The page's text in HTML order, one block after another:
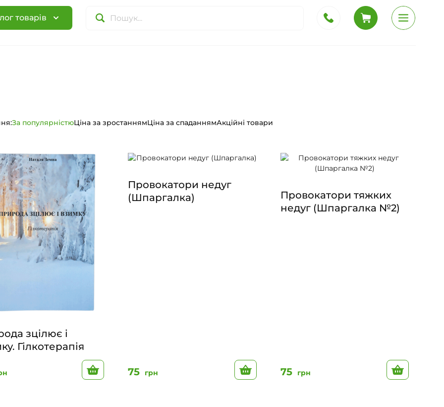
товарів
За популярністюЦіна за зростаннямЦіна за спаданнямАкційні товари
зцілює і
Гілкотерапія
До кошику
Провокатори недуг
(Шпаргалка)
75 грн До кошику
Провокатори тяжких
недуг (Шпаргалка №2)
75 грн